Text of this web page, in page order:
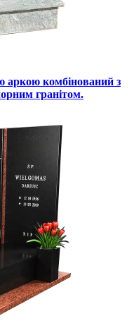
комбінований з
гранітом.